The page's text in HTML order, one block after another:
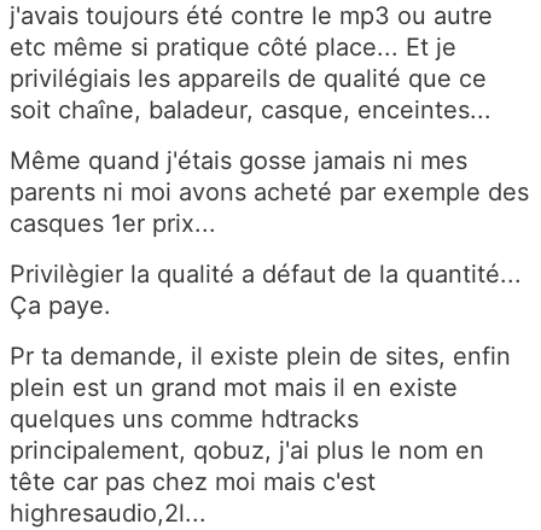
j'avais toujours été contre le mp3 ou autre
etc même si pratique côté place... Et je
privilégiais les appareils de qualité que ce
soit chaîne, baladeur, casque, enceintes...
Même quand j'étais gosse jamais ni mes
parents ni moi avons acheté par exemple des
casques 1er prix...
Privilègier la qualité a défaut de la quantité...
Ça paye.
Pr ta demande, il existe plein de sites, enfin
plein est un grand mot mais il en existe
quelques uns comme hdtracks
principalement, qobuz, j'ai plus le nom en
tête car pas chez moi mais c'est
highresaudio,2l...